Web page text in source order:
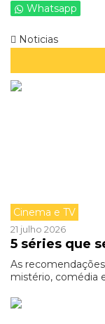
Whatsapp
Noticias
Cinema e TV
21 julho 2026
5 séries que
As
mistério, comédia